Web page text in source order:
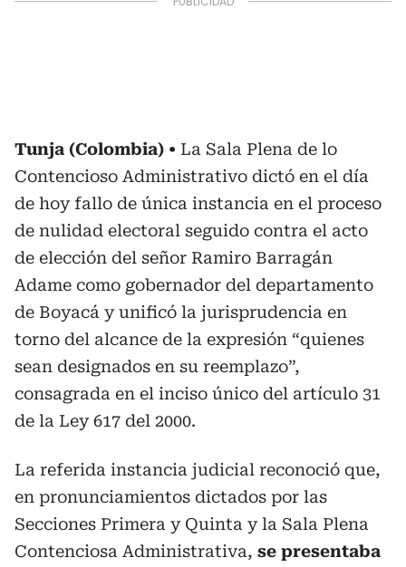
Tunja (Colombia)
La Sala Plena de lo
Contencioso Administrativo dictó en el día
de hoy fallo de única instancia en el proceso
de nulidad electoral seguido contra el acto
de elección del señor Ramiro Barragán
Adame como gobernador del departamento
de Boyacá y unificó la jurisprudencia en
torno del alcance de la expresión “quienes
sean designados en su reemplazo”,
consagrada en el inciso único del artículo 31
de la Ley 617 del 2000.
La referida instancia judicial reconoció que,
en pronunciamientos dictados por las
Secciones Primera y Quinta y la Sala Plena
Contenciosa Administrativa, se presentaba